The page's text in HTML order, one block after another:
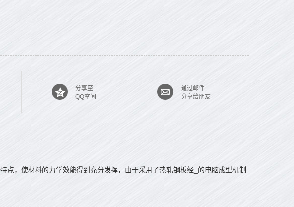
分享至
QQ空间
通过邮件
分享给朋友
点，使材料的力学效能得到充分发挥，由于采用了热轧钢板经_的电脑成型机制